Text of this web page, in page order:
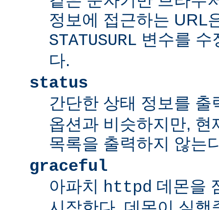
정보에 접근하는 URL
STATUSURL 변수를 수
다.
status
간단한 상태 정보를
옵션과 비슷하지만, 현
목록을 출력하지 않는
graceful
아파치 httpd 데몬을